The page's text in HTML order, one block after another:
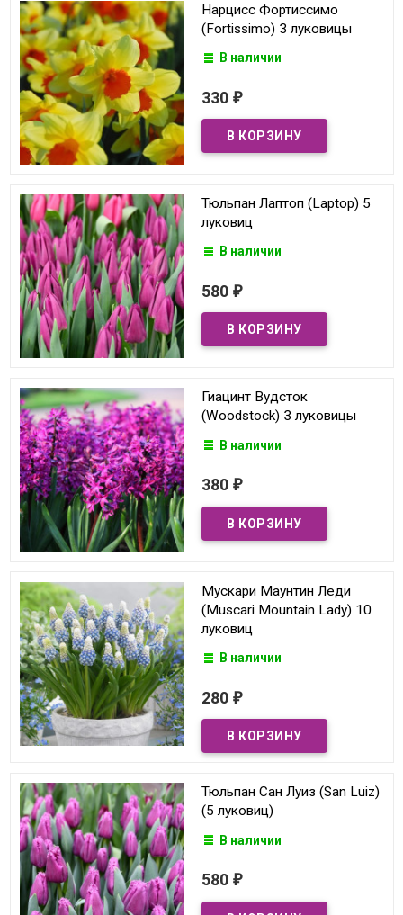
Нарцисс Фортиссимо
(Fortissimo) 3 луковицы
В наличии
330 ₽
Тюльпан Лаптоп (Laptop) 5
луковиц
В наличии
580 ₽
Гиацинт Вудсток
(Woodstock) 3 луковицы
В наличии
380 ₽
Мускари Маунтин Леди
(Muscari Mountain Lady) 10
луковиц
В наличии
280 ₽
Тюльпан Сан Луиз (San Luiz)
(5 луковиц)
В наличии
580 ₽